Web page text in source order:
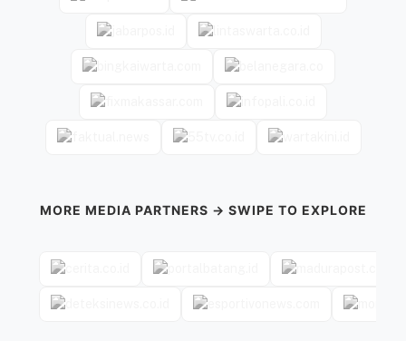
MORE MEDIA PARTNERS → SWIPE TO EXPLORE